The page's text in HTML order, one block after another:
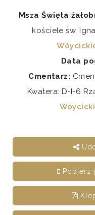
Msza Święta
kościele św.
Data
Cmentarz:
Kwatera: D-I-6
Pobierz